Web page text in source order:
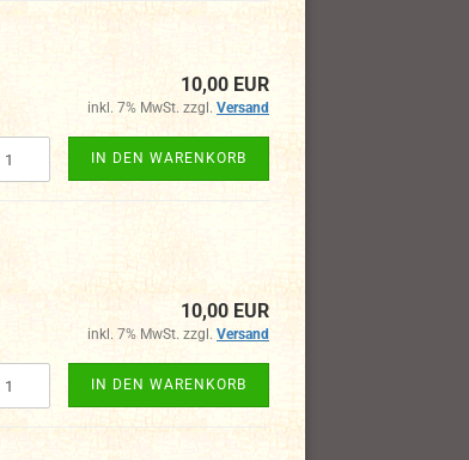
10,00 EUR
inkl. 7% MwSt. zzgl. Versand
IN DEN WARENKORB
10,00 EUR
inkl. 7% MwSt. zzgl. Versand
IN DEN WARENKORB